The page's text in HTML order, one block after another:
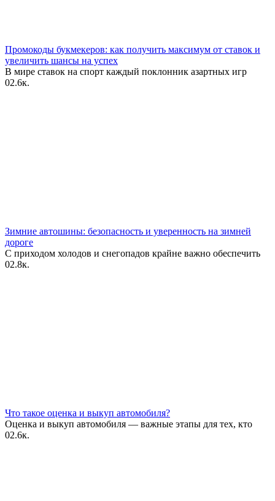
Промокоды букмекеров: как получить максимум от ставок и
увеличить шансы на успех
В мире ставок на спорт каждый поклонник азартных игр
02.6к.
Зимние автошины: безопасность и уверенность на зимней
дороге
С приходом холодов и снегопадов крайне важно обеспечить
02.8к.
Что такое оценка и выкуп автомобиля?
Оценка и выкуп автомобиля — важные этапы для тех, кто
02.6к.